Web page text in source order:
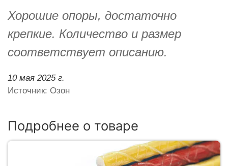
Хорошие опоры, достаточно
крепкие. Количество и размер
соответствует описанию.
10 мая 2025 г.
Источник: Озон
Подробнее о товаре